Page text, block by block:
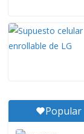
Popular